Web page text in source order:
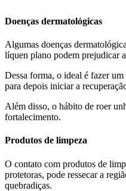
Doenças dermatológicas
Algumas doenças
líquen plano podem prejudicar
Dessa forma, o ideal é fazer um
para depois iniciar a
Além disso, o hábito de roer
fortalecimento.
Produtos de limpeza
O contato com produtos de
protetoras, pode ressecar a
quebradiças.